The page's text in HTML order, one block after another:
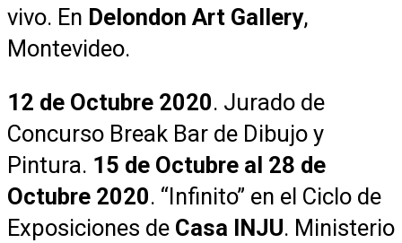
vivo. En Delondon Art Gallery,
Montevideo.
12 de Octubre 2020. Jurado de
Concurso Break Bar de Dibujo y
Pintura. 15 de Octubre al 28 de
Octubre 2020. “Infinito” en el Ciclo de
Exposiciones de Casa INJU. Ministerio